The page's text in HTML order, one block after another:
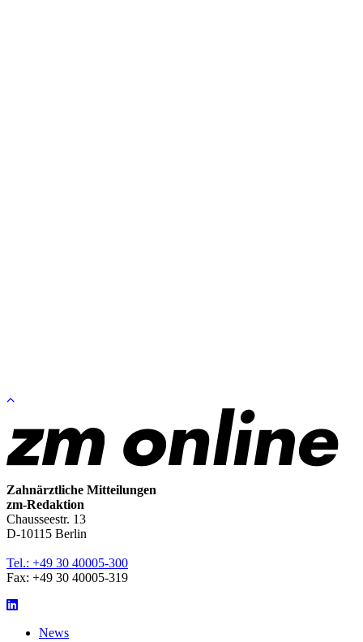
Zum
springen
Zahnärztliche Mitteilungen
zm-Redaktion
Chausseestr. 13
D-10115 Berlin
Tel.: +49 30 40005-300
Fax: +49 30 40005-319
News